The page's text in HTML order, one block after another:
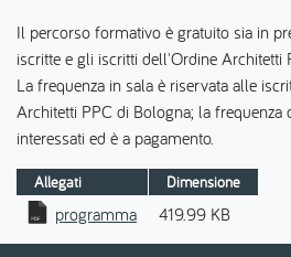
Il percorso formativo è gratuito sia in
iscritte e gli iscritti dell'Ordine Architetti
La frequenza in sala è riservata alle
Architetti PPC di Bologna; la frequenza
interessati ed è a pagamento.
Allegati Dimensione
programma 419.99 KB